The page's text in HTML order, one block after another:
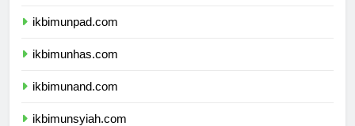
ikbimunpad.com
ikbimunhas.com
ikbimunand.com
ikbimunsyiah.com